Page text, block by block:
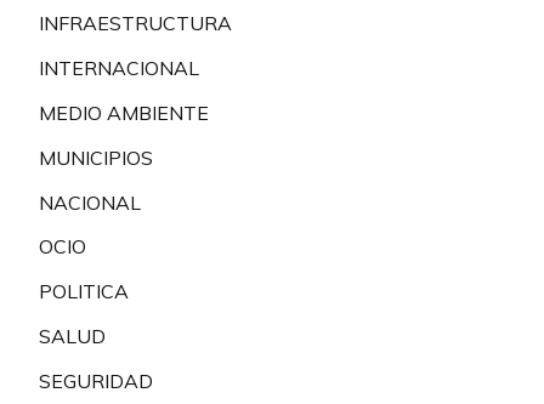
INFRAESTRUCTURA
INTERNACIONAL
MEDIO AMBIENTE
MUNICIPIOS
NACIONAL
OCIO
POLITICA
SALUD
SEGURIDAD